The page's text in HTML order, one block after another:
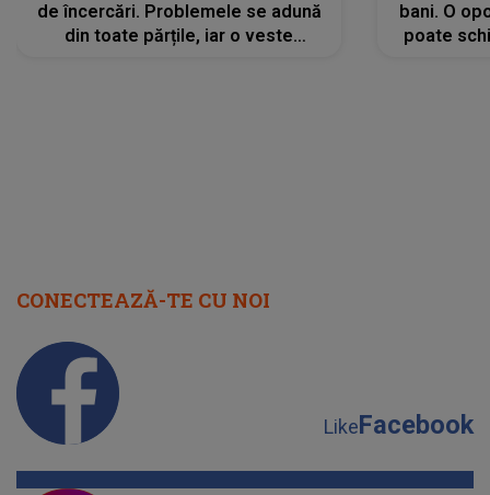
de încercări. Problemele se adună
din toate părțile, iar o veste
bani. O
poate
CONECTEAZĂ-TE CU NOI
LikeFacebook